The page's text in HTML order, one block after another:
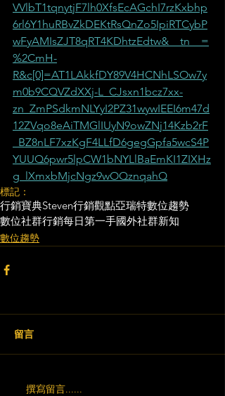
VVlbT1tqnytjF7lh0XfsEcAGchI7rzKxbhp
6rl6Y1huRBvZkDEKtRsQnZo5IpiRTCybP
wFyAMIsZJT8qRT4KDhtzEdtw&__tn__=
%2CmH-
R&c[0]=AT1LAkkfDY89V4HCNhLSOw7y
m0b9CQVZdXXj-L_CJsxn1bcz7xx-
zn_ZmPSdkmNLYyI2PZ31wywIEEI6m47d
12ZVqo8eAiTMGlIUyN9owZNj14Kzb2rF
_BZ8nLF7xzKgF4LLfD6gegGpfa5wcS4P
YUUQ6pwr5lpCW1bNYLlBaEmKI1ZIXHz
g_lXmxbMjcNgz9wOQznqahQ
標記：
行銷寶典Steven行銷觀點亞瑞特數位趨勢
數位社群行銷每日第一手國外社群新知
數位趨勢
留言
撰寫留言......